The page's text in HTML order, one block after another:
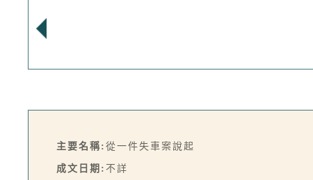
主要名稱: 從一件失車案說起
成文日期: 不詳